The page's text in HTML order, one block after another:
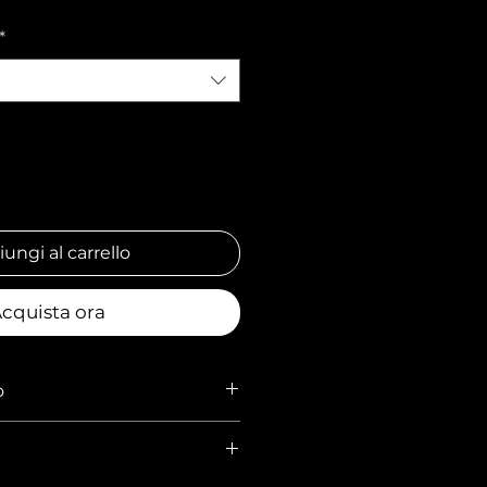
*
al carrello
ora